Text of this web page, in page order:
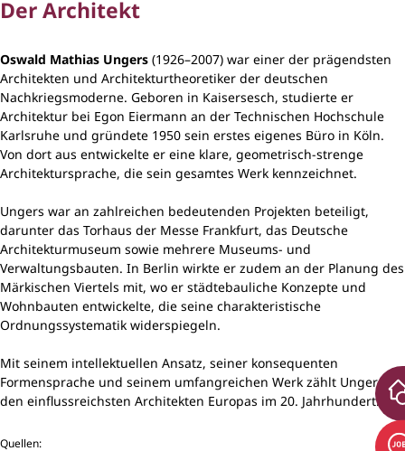
Der Architekt
Oswald Mathias Ungers (1926–2007) war einer der prägendsten
Architekten und Architekturtheoretiker der deutschen
Nachkriegsmoderne. Geboren in Kaisersesch, studierte er
Architektur bei Egon Eiermann an der Technischen Hochschule
Karlsruhe und gründete 1950 sein erstes eigenes Büro in Köln.
Von dort aus entwickelte er eine klare, geometrisch-strenge
Architektursprache, die sein gesamtes Werk kennzeichnet.
Ungers war an zahlreichen bedeutenden Projekten beteiligt,
darunter das Torhaus der Messe Frankfurt, das Deutsche
Architekturmuseum sowie mehrere Museums- und
Verwaltungsbauten. In Berlin wirkte er zudem an der Planung des
Märkischen Viertels mit, wo er städtebauliche Konzepte und
Wohnbauten entwickelte, die seine charakteristische
Ordnungssystematik widerspiegeln.
Mit seinem intellektuellen Ansatz, seiner konsequenten
Formensprache und seinem umfangreichen Werk zählt Ungers zu
den einflussreichsten Architekten Europas im 20. Jahrhundert.
Quellen: